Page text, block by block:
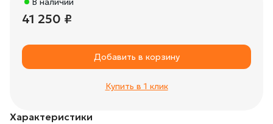
Характеристики
41 250 ₽
Добавить в корзину
Купить в 1 клик